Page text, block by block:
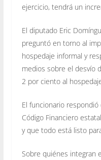
ejercicio, tendrá un
El diputado Eric
preguntó en torno al
hospedaje informal y
medios sobre el desvío
2 por ciento al
El funcionario
Código Financiero
y que todo está listo
Sobre quiénes integran